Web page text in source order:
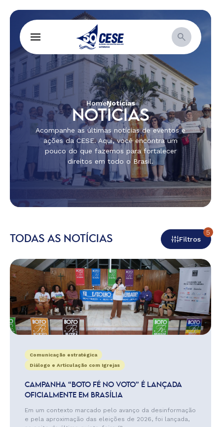
HomeNotícias
NOTÍCIAS
Acompanhe as últimas notícias de eventos e
ações da CESE. Aqui, você encontra um
pouco do que fazemos para fortalecer
direitos em todo o Brasil.
TODAS AS NOTÍCIAS Filtros
5
Comunicação estratégica
Diálogo e Articulação com Igrejas
CAMPANHA “BOTO FÉ NO VOTO” É LANÇADA
OFICIALMENTE EM BRASÍLIA
Em um contexto marcado pelo avanço da desinformação
e pela aproximação das eleições de 2026, foi lançada,